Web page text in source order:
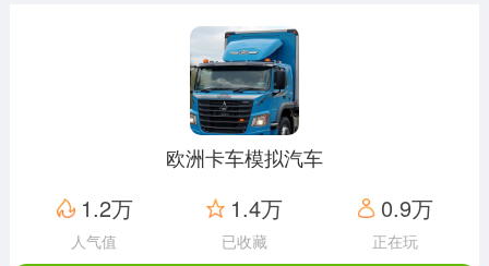
8694款应用
动作闯关
12971款应用
赛车竞速
3633款应用
卡牌对战
2053款应用
体育运动
1280款应用
欧洲卡车模拟汽车
1.2万
人气值
1.4万
已收藏
0.9万
正在玩